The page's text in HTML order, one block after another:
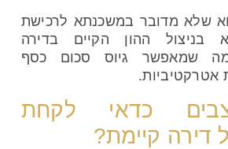
שלא מדובר במשכנתא לרכישת
ההון הקיים בדירה
שמאפשר גיוס סכום כסף
אטרקטיביות.
כדאי לקחת
דירה קיימת?